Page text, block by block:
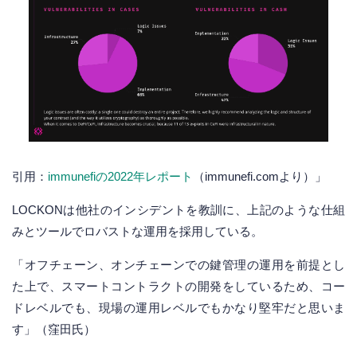
引用： immunefiの2022年レポート （immunefi.comより）」
LOCKONは他社のインシデントを教訓に、上記のような仕組
みとツールでロバストな運用を採用している。
「オフチェーン、オンチェーンでの鍵管理の運用を前提とし
た上で、スマートコントラクトの開発をしているため、コー
ドレベルでも、現場の運用レベルでもかなり堅牢だと思いま
す」（窪田氏）